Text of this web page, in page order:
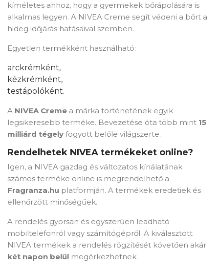
kíméletes ahhoz, hogy a gyermekek bőrápolására is
alkalmas legyen. A NIVEA Creme segít védeni a bőrt a
hideg időjárás hatásaival szemben.
Egyetlen termékként használható:
arckrémként,
kézkrémként,
testápolóként.
A NIVEA Creme a márka történetének egyik
legsikeresebb terméke. Bevezetése óta több mint 15
milliárd tégely fogyott belőle világszerte.
Rendelhetek NIVEA termékeket online?
Igen, a NIVEA gazdag és változatos kínálatának
számos terméke online is megrendelhető a
Fragranza.hu platformján. A termékek eredetiek és
ellenőrzött minőségűek.
A rendelés gyorsan és egyszerűen leadható
mobiltelefonról vagy számítógépről. A kiválasztott
NIVEA termékek a rendelés rögzítését követően akár
két napon belül megérkezhetnek.